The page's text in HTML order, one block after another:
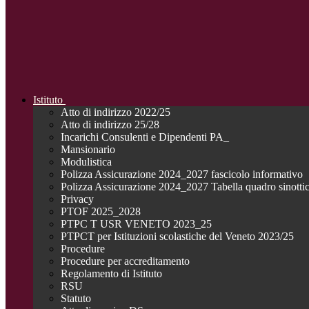
Istituto
Atto di indirizzo 2022/25
Atto di indirizzo 25/28
Incarichi Consulenti e Dipendenti PA_
Mansionario
Modulistica
Polizza Assicurazione 2024_2027 fascicolo informativo
Polizza Assicurazione 2024_2027 Tabella quadro
Privacy
PTOF 2025_2028
PTPC T USR VENETO 2023_25
PTPCT per Istituzioni scolastiche del Veneto 2023/25
Procedure
Procedure per accreditamento
Regolamento di Istituto
RSU
Statuto